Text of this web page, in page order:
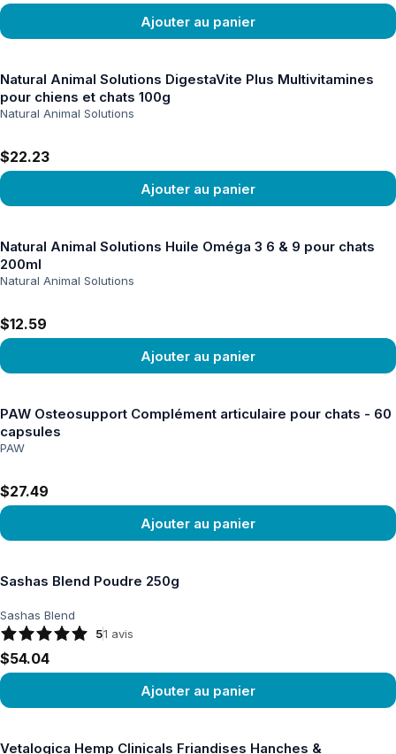
Ajouter au panier
Natural Animal Solutions DigestaVite Plus Multivitamines
pour chiens et chats 100g
Natural Animal Solutions
$22.23
Ajouter au panier
Natural Animal Solutions Huile Oméga 3 6 & 9 pour chats
200ml
Natural Animal Solutions
$12.59
Ajouter au panier
PAW Osteosupport Complément articulaire pour chats - 60
capsules
PAW
$27.49
Ajouter au panier
Sashas Blend Poudre 250g
Sashas Blend
51 avis
$54.04
Ajouter au panier
Vetalogica Hemp Clinicals Friandises Hanches &